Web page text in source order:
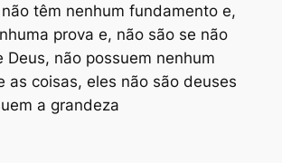
têm nenhum fundamento e,
prova e, não são se não
Deus, não possuem nenhum
as coisas, eles não são deuses
a grandeza